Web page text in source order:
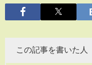
有
この記事を書いた人